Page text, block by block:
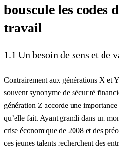
bouscule les codes
travail
1.1 Un besoin de sens et de
Contrairement aux générations X et
souvent synonyme de sécurité
génération Z accorde une
qu’elle fait. Ayant grandi dans un
crise économique de 2008 et des
ces jeunes talents recherchent des